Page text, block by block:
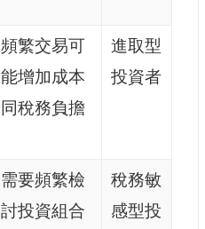
頻繁交易可
能增加成本
同稅務負擔
進取型
投資者
需要頻繁檢
討投資組合
稅務敏
感型投